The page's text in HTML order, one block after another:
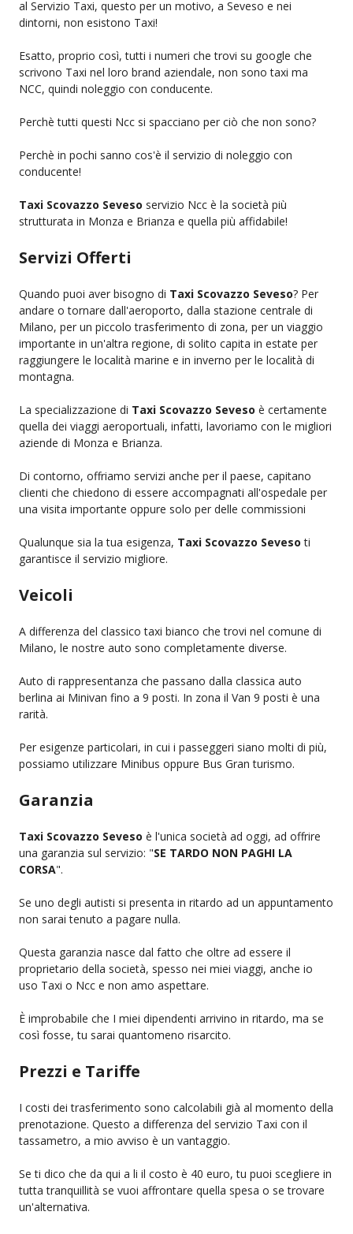
al Servizio Taxi, questo per un motivo, a Seveso e nei
dintorni, non esistono Taxi!
Esatto, proprio così, tutti i numeri che trovi su google che
scrivono Taxi nel loro brand aziendale, non sono taxi ma
NCC, quindi noleggio con conducente.
Perchè tutti questi Ncc si spacciano per ciò che non sono?
Perchè in pochi sanno cos'è il servizio di noleggio con
conducente!
Taxi Scovazzo Seveso servizio Ncc è la società più
strutturata in Monza e Brianza e quella più affidabile!
Servizi Offerti
Quando puoi aver bisogno di Taxi Scovazzo Seveso? Per
andare o tornare dall'aeroporto, dalla stazione centrale di
Milano, per un piccolo trasferimento di zona, per un viaggio
importante in un'altra regione, di solito capita in estate per
raggiungere le località marine e in inverno per le località di
montagna.
La specializzazione di Taxi Scovazzo Seveso è certamente
quella dei viaggi aeroportuali, infatti, lavoriamo con le migliori
aziende di Monza e Brianza.
Di contorno, offriamo servizi anche per il paese, capitano
clienti che chiedono di essere accompagnati all'ospedale per
una visita importante oppure solo per delle commissioni
Qualunque sia la tua esigenza, Taxi Scovazzo Seveso ti
garantisce il servizio migliore.
Veicoli
A differenza del classico taxi bianco che trovi nel comune di
Milano, le nostre auto sono completamente diverse.
Auto di rappresentanza che passano dalla classica auto
berlina ai Minivan fino a 9 posti. In zona il Van 9 posti è una
rarità.
Per esigenze particolari, in cui i passeggeri siano molti di più,
possiamo utilizzare Minibus oppure Bus Gran turismo.
Garanzia
Taxi Scovazzo Seveso è l'unica società ad oggi, ad offrire
una garanzia sul servizio: "SE TARDO NON PAGHI LA
CORSA".
Se uno degli autisti si presenta in ritardo ad un appuntamento
non sarai tenuto a pagare nulla.
Questa garanzia nasce dal fatto che oltre ad essere il
proprietario della società, spesso nei miei viaggi, anche io
uso Taxi o Ncc e non amo aspettare.
È improbabile che I miei dipendenti arrivino in ritardo, ma se
così fosse, tu sarai quantomeno risarcito.
Prezzi e Tariffe
I costi dei trasferimento sono calcolabili già al momento della
prenotazione. Questo a differenza del servizio Taxi con il
tassametro, a mio avviso è un vantaggio.
Se ti dico che da qui a li il costo è 40 euro, tu puoi scegliere in
tutta tranquillità se vuoi affrontare quella spesa o se trovare
un'alternativa.